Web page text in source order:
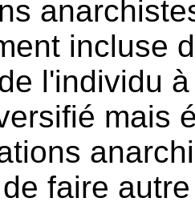
incluse
l'individu
mais
faire